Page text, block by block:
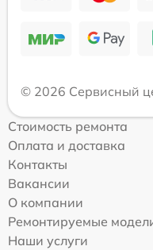
© 2026 Сервисный
Стоимость ремонта
Оплата и доставка
Контакты
Вакансии
О компании
Ремонтируемые
Наши услуги